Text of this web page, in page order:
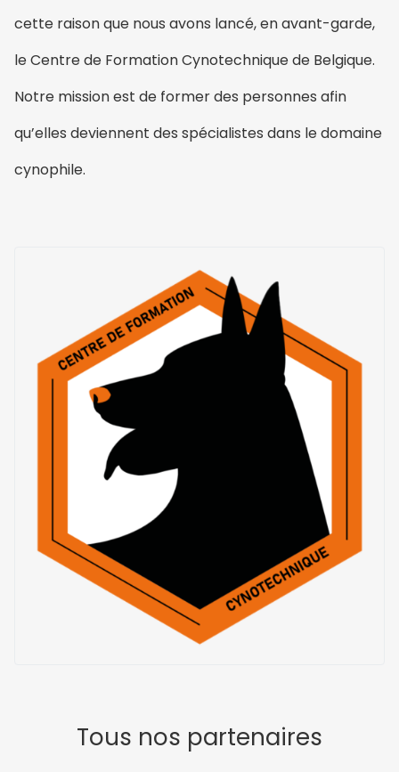
cette raison que nous avons lancé, en avant-garde,
le Centre de Formation Cynotechnique de Belgique.
Notre mission est de former des personnes afin
qu’elles deviennent des spécialistes dans le domaine
cynophile.
Tous nos partenaires